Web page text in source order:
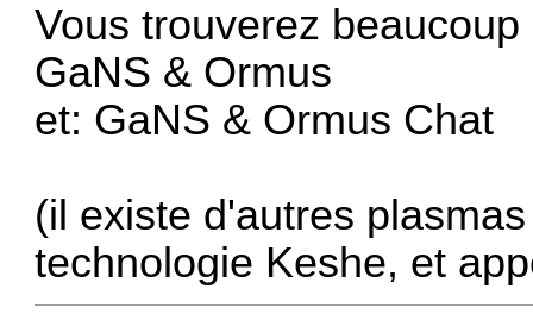
Vous trouverez
GaNS & Ormus
et: GaNS & Ormus Chat
(il existe d'autres
technologie Keshe, et